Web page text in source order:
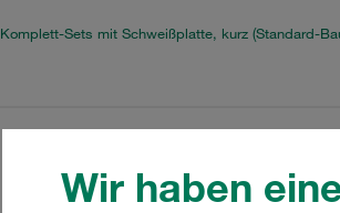
Wir haben
Komplett-Sets mit Schweißplatte, kurz (Standard-